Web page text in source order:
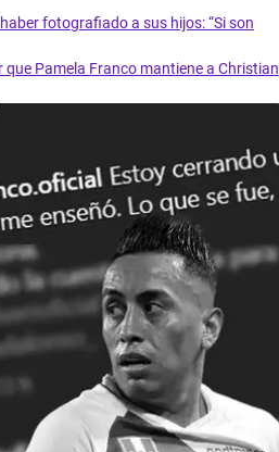
fotografiado a sus hijos: “Si son
Pamela Franco mantiene a Christian